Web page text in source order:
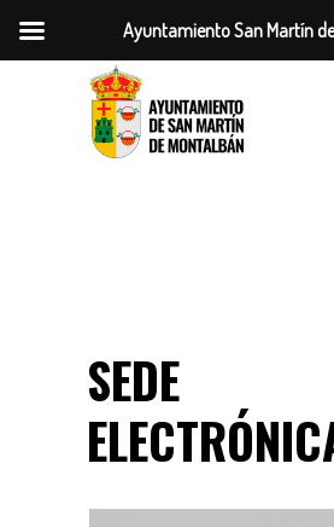
SEDE
Ayuntamiento San Martín